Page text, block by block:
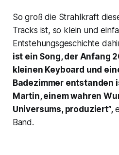
So groß die Strahlkraft
Tracks ist, so klein und
Entstehungsgeschichte
ist ein Song, der Anfang
kleinen Keyboard und
Badezimmer entstanden
Martin, einem wahren
Universums, produziert”,
Band.